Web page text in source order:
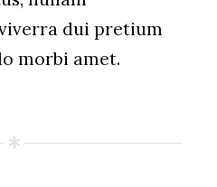
dui pretium
morbi amet.